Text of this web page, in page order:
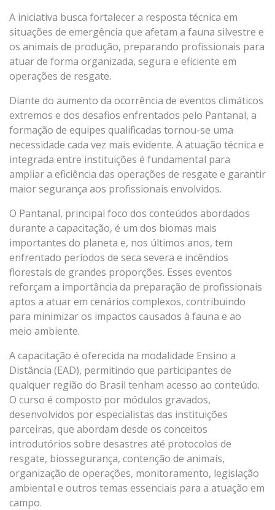
A iniciativa busca fortalecer a resposta técnica em
situações de emergência que afetam a fauna silvestre e
os animais de produção, preparando profissionais para
atuar de forma organizada, segura e eficiente em
operações de resgate.
Diante do aumento da ocorrência de eventos climáticos
extremos e dos desafios enfrentados pelo Pantanal, a
formação de equipes qualificadas tornou-se uma
necessidade cada vez mais evidente. A atuação técnica e
integrada entre instituições é fundamental para
ampliar a eficiência das operações de resgate e garantir
maior segurança aos profissionais envolvidos.
O Pantanal, principal foco dos conteúdos abordados
durante a capacitação, é um dos biomas mais
importantes do planeta e, nos últimos anos, tem
enfrentado períodos de seca severa e incêndios
florestais de grandes proporções. Esses eventos
reforçam a importância da preparação de profissionais
aptos a atuar em cenários complexos, contribuindo
para minimizar os impactos causados à fauna e ao
meio ambiente.
A capacitação é oferecida na modalidade Ensino a
Distância (EAD), permitindo que participantes de
qualquer região do Brasil tenham acesso ao conteúdo.
O curso é composto por módulos gravados,
desenvolvidos por especialistas das instituições
parceiras, que abordam desde os conceitos
introdutórios sobre desastres até protocolos de
resgate, biossegurança, contenção de animais,
organização de operações, monitoramento, legislação
ambiental e outros temas essenciais para a atuação em
campo.